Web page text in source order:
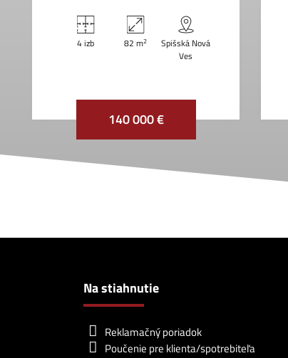
4 izb 82 m2
Spišská Nová
Ves
140 000 €
Na stiahnutie
Reklamačný poriadok
Poučenie pre klienta/spotrebiteľa